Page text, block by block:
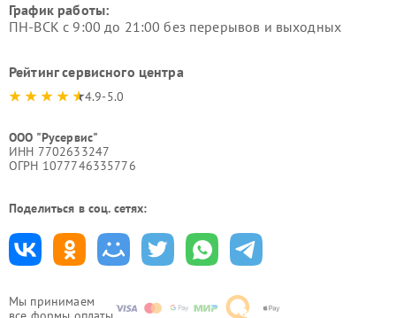
Мы принимаем
График работы:
ПН-ВСК с 9:00 до 21:00 без перерывов и выходных
Рейтинг сервисного центра
4.9-5.0
ООО "Русервис"
ИНН 7702633247
ОГРН 1077746335776
Поделиться в соц. сетях: